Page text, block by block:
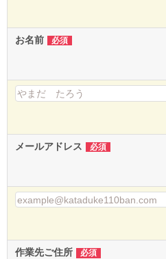
お名前 必須
メールアドレス 必須
作業先ご住所 必須